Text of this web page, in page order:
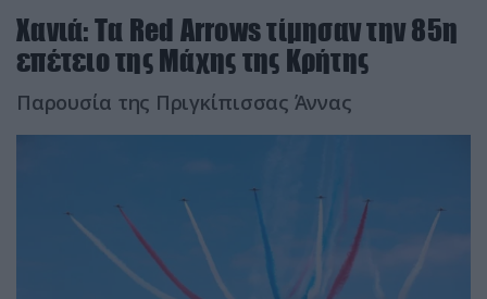
Χανιά: Τα Red Arrows τίμησαν την 85η
επέτειο της Μάχης της Κρήτης
Παρουσία της Πριγκίπισσας Άννας